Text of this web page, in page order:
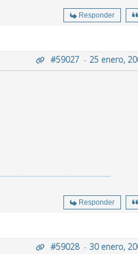
Responder
#59027 - 25 enero,
Responder
#59028- 30 enero,